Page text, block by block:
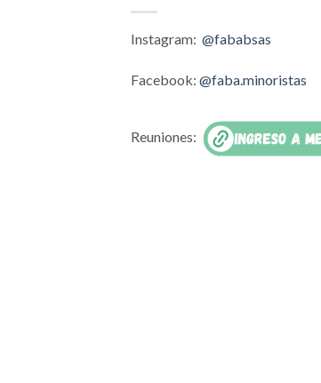
Instagram: @fababsas
Facebook: @faba.minoristas
Reuniones: